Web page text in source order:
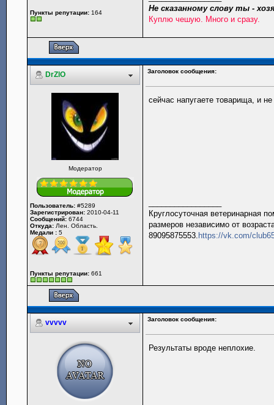
Пункты репутации: 164
Не сказанному слову ты -
Куплю чешую. Много и сразу.
DrZlO Заголовок сообщения:
Модератор
Пользователь: #5289
Зарегистрирован: 2010-04-11
Сообщений: 6744
Откуда: Лен. Область.
Медали : 5
Пункты репутации: 661
сейчас напугаете товарища, и
Круглосуточная ветеринарная
размеров независимо от
89095875553. https://vk.com/
vvvvv Заголовок сообщения:
Результаты вроде неплохие.